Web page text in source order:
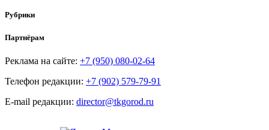
Рубрики
Партнёрам
Реклама на сайте: +7 (950) 080-02-64
Телефон редакции: +7 (902) 579-79-91
E-mail редакции: director@tkgorod.ru